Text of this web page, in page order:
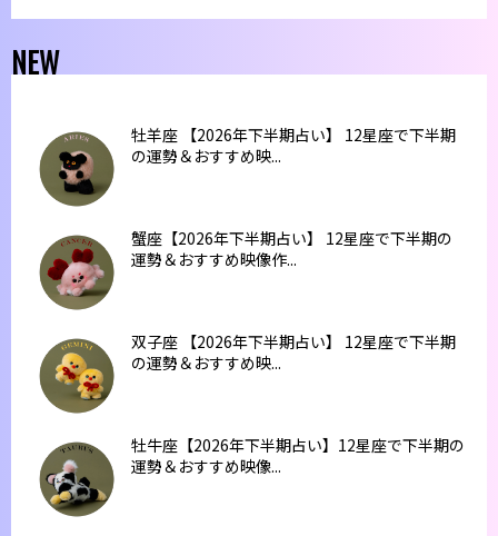
NEW
牡羊座 【2026年下半期占い】 12星座で下半期
の運勢＆おすすめ映...
蟹座【2026年下半期占い】 12星座で下半期の
運勢＆おすすめ映像作...
双子座 【2026年下半期占い】 12星座で下半期
の運勢＆おすすめ映...
牡牛座【2026年下半期占い】12星座で下半期の
運勢＆おすすめ映像...